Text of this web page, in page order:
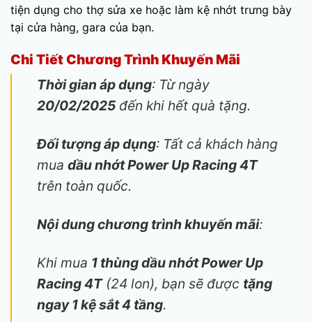
tiện dụng cho thợ sửa xe hoặc làm kệ nhớt trưng bày
tại cửa hàng, gara của bạn.
Chi Tiết Chương Trình Khuyến Mãi
Thời gian áp dụng: Từ ngày
20/02/2025 đến khi hết quà tặng.
Đối tượng áp dụng: Tất cả khách hàng
mua dầu nhớt Power Up Racing 4T
trên toàn quốc.
Nội dung chương trình khuyến mãi:
Khi mua 1 thùng dầu nhớt Power Up
Racing 4T(24 lon), bạn sẽ được tặng
ngay 1 kệ sắt 4 tầng.